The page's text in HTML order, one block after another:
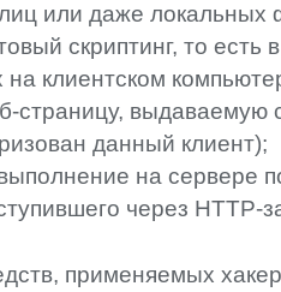
или даже локальных
скриптинг, то есть
клиентском
страницу, выдаваемую
данный клиент);
на сервере
через HTTP-
применяемых